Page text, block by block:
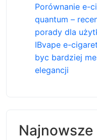
Porównanie e-
quantum –
porady dla
IBvape e-
byc bardziej
elegancji